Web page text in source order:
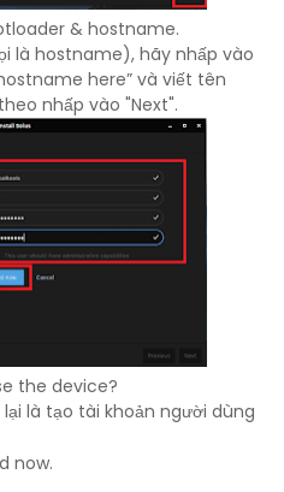
& hostname.
là hostname), hãy nhấp vào
here” và viết tên
nhấp vào "Next".
the device?
là tạo tài khoản người dùng
now.